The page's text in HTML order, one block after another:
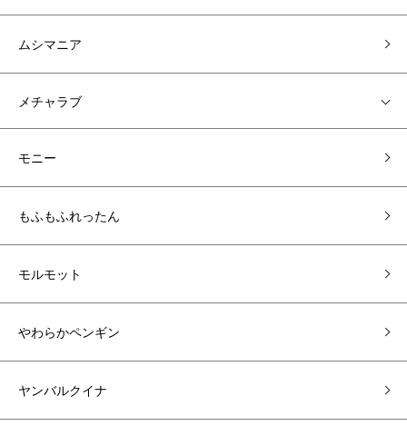
ムシマニア
メチャラブ
モニー
もふもふれったん
モルモット
やわらかペンギン
ヤンバルクイナ